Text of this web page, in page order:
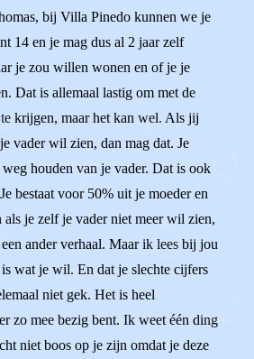
bij Villa Pinedo kunnen we je
14 en je mag dus al 2 jaar zelf
je zou willen wonen en of je je
Dat is allemaal lastig om met de
krijgen, maar het kan wel. Als jij
vader wil zien, dan mag dat. Je
houden van je vader. Dat is ook
bestaat voor 50% uit je moeder en
als je zelf je vader niet meer wil zien,
ander verhaal. Maar ik lees bij jou
wat je wil. En dat je slechte cijfers
niet gek. Het is heel
zo mee bezig bent. Ik weet één ding
niet boos op je zijn omdat je deze